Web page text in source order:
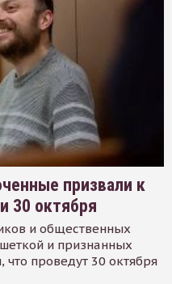
призвали к
30 октября
и общественных
и признанных
проведут 30 октября